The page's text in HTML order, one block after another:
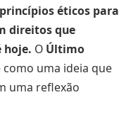
éticos para
direitos que
hoje. O Último
como uma ideia que
uma reflexão